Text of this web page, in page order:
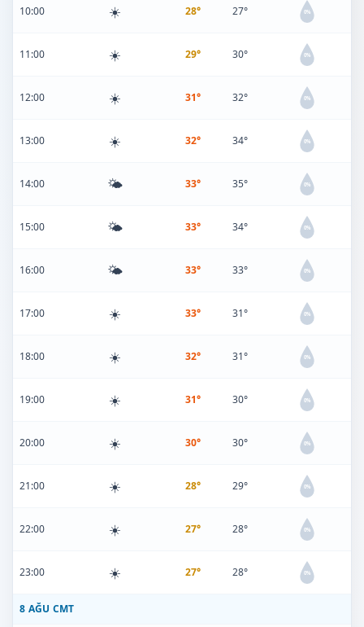
10:00 ☀️ 28° 27° 0%
11:00 ☀️ 29° 30° 0%
12:00 ☀️ 31° 32° 0%
13:00 ☀️ 32° 34° 0%
14:00 🌤️ 33° 35° 0%
15:00 🌤️ 33° 34° 0%
16:00 🌤️ 33° 33° 0%
17:00 ☀️ 33° 31° 0%
18:00 ☀️ 32° 31° 0%
19:00 ☀️ 31° 30° 0%
20:00 ☀️ 30° 30° 0%
21:00 ☀️ 28° 29° 0%
22:00 ☀️ 27° 28° 0%
23:00 ☀️ 27° 28° 0%
8 AĞU CMT